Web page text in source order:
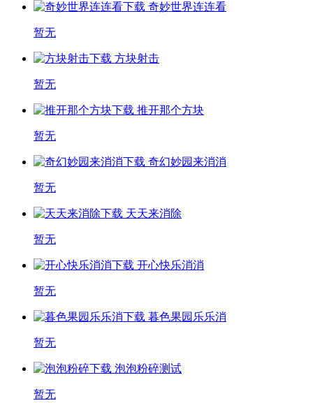
奇妙世界连连看
暂无
方块射击
暂无
推开那个方块
暂无
奇幻妙园来消消
暂无
天天来消除
暂无
开心快乐消消
暂无
暮色果园乐乐消
暂无
泡泡粉碎测试
暂无